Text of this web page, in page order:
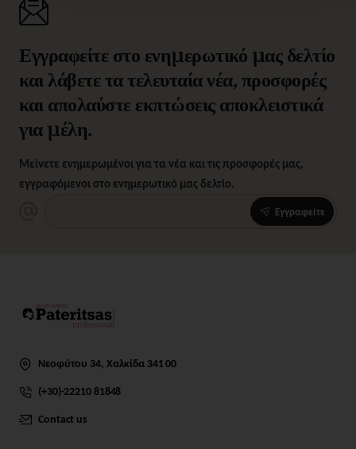
Εγγραφείτε στο ενημερωτικό μας δελτίο
και λάβετε τα τελευταία νέα, προσφορές
και απολαύστε εκπτώσεις αποκλειστικά
για μέλη.
Μείνετε ενημερωμένοι για τα νέα και τις προσφορές μας,
εγγραφόμενοι στο ενημερωτικό μας δελτίο.
Εγγραφείτε
Νεοφύτου 34, Χαλκίδα 341 00
(+30)-22210 81848
Contact us